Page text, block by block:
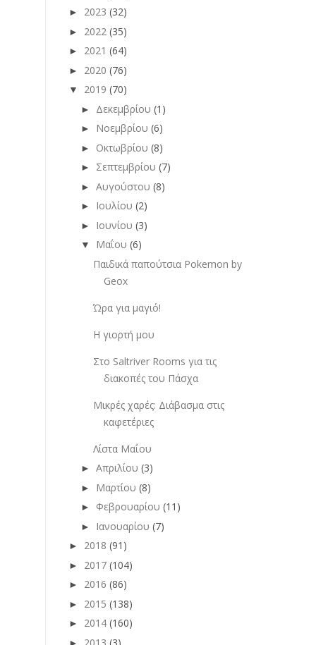
► 2023 (32)
► 2022 (35)
► 2021 (64)
► 2020 (76)
▼ 2019 (70)
► Δεκεμβρίου (1)
► Νοεμβρίου (6)
► Οκτωβρίου (8)
► Σεπτεμβρίου (7)
► Αυγούστου (8)
► Ιουλίου (2)
► Ιουνίου (3)
▼ Μαΐου (6)
Παιδικά παπούτσια Pokemon by
Geox
Ώρα για μαγιό!
Η γιορτή μου
Στο Saltriver Rooms για τις
διακοπές του Πάσχα
Μικρές χαρές: Διάβασμα στις
καφετέριες
Λίστα Μαΐου
► Απριλίου (3)
► Μαρτίου (8)
► Φεβρουαρίου (11)
► Ιανουαρίου (7)
► 2018 (91)
► 2017 (104)
► 2016 (86)
► 2015 (138)
► 2014 (160)